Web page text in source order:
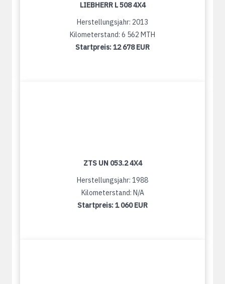
LIEBHERR L 508 4X4
Herstellungsjahr: 2013
Kilometerstand: 6 562 MTH
Startpreis:12 678 EUR
ZTS UN 053.2 4X4
Herstellungsjahr: 1988
Kilometerstand: N/A
Startpreis:1 060 EUR